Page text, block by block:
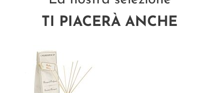
TI PIACERÀ ANCHE